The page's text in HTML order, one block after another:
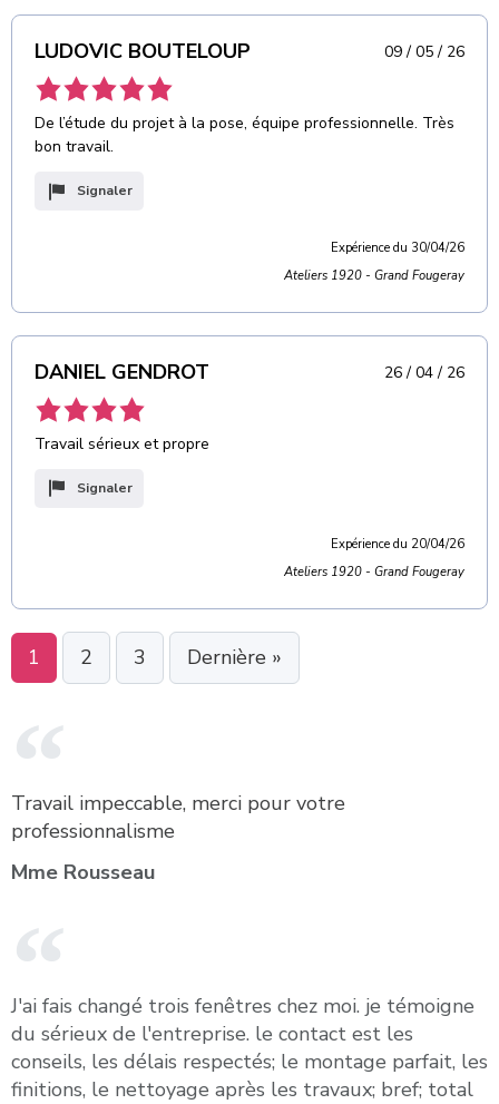
LUDOVIC BOUTELOUP 09 / 05 / 26
De l’étude du projet à la pose, équipe professionnelle. Très
bon travail.
Signaler
Expérience du 30/04/26
Ateliers 1920 - Grand Fougeray
DANIEL GENDROT 26 / 04 / 26
Travail sérieux et propre
Signaler
Expérience du 20/04/26
Ateliers 1920 - Grand Fougeray
1 2 3 Dernière »
Travail impeccable, merci pour votre
professionnalisme
Mme Rousseau
J'ai fais changé trois fenêtres chez moi. je témoigne
du sérieux de l'entreprise. le contact est les
conseils, les délais respectés; le montage parfait, les
finitions, le nettoyage après les travaux; bref; total